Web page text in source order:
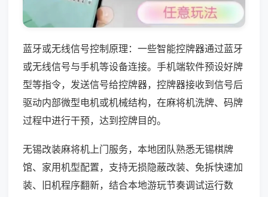
蓝牙或无线信号控制原理：一些智能控牌器通过蓝牙
或无线信号与手机等设备连接。手机端软件预设好牌
型等指令，发送信号给控牌器，控牌器接收到信号后
驱动内部微型电机或机械结构，在麻将机洗牌、码牌
过程中进行干预，达到控牌目的。
无锡改装麻将机上门服务，本地团队熟悉无锡棋牌
馆、家用机型配置，支持无损隐蔽改装、免拆快速加
装、旧机程序翻新，结合本地游玩节奏调试运行数